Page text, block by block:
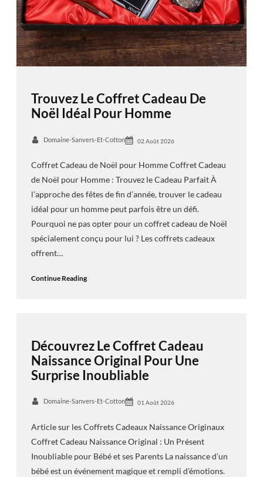
Trouvez Le Coffret Cadeau De
Noël Idéal Pour Homme
Domaine-Sanvers-Et-Cotton 02 Août 2026
Coffret Cadeau de Noël pour Homme Coffret Cadeau
de Noël pour Homme : Trouvez le Cadeau Parfait À
l’approche des fêtes de fin d’année, trouver le cadeau
idéal pour un homme peut parfois être un défi.
Pourquoi ne pas opter pour un coffret cadeau de Noël
spécialement conçu pour lui ? Les coffrets cadeaux
offrent…
Continue Reading
Découvrez Le Coffret Cadeau
Naissance Original Pour Une
Surprise Inoubliable
Domaine-Sanvers-Et-Cotton 01 Août 2026
Article sur les Coffrets Cadeaux Naissance Originaux
Coffret Cadeau Naissance Original : Un Présent
Inoubliable pour Bébé et ses Parents La naissance d’un
bébé est un événement magique et rempli d’émotions.